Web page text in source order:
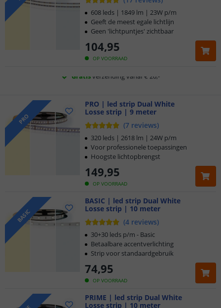
OP VOORRAAD
104,95
608 leds | 1849 lm | 23W p/m
Geeft de meest egale lichtlijn
Geen 'lichtpuntjes' zichtbaar
Voor 23:45 uur besteld,morgen in huis
5 jaar garantie
Gratis verzending vanaf € 20,-
Klantbeoordeling 9.1
Voor 23:45 uur besteld,morgen in huis
PRO
PRO | led strip Dual White
Losse strip | 9 meter
(7 reviews)
OP VOORRAAD
149,95
320 leds | 2618 lm | 24W p/m
Voor professionele toepassingen
Hoogste lichtopbrengst
BASIC
BASIC | led strip Dual White
Losse strip | 10 meter
(4 reviews)
OP VOORRAAD
74,95
30+30 leds p/m - Basic
Betaalbare accentverlichting
Strip voor standaardgebruik
PRIME | led strip Dual White
Losse strip | 10 meter